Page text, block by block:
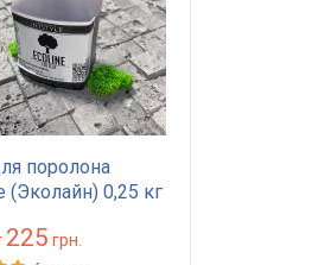
поролона
(Эколайн) 0,25 кг
цвета
225 грн.